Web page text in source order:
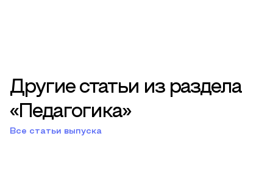
Другие статьи из раздела
«Педагогика»
Все статьи выпуска